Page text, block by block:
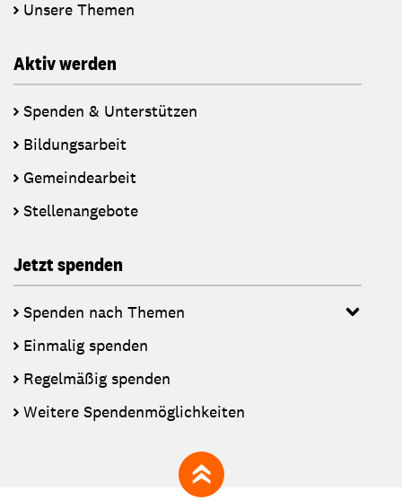
Unsere Themen
Aktiv werden
Spenden & Unterstützen
Bildungsarbeit
Gemeindearbeit
Stellenangebote
Jetzt spenden
Spenden nach Themen
Einmalig spenden
Regelmäßig spenden
Weitere Spendenmöglichkeiten
zum Seitenanfang